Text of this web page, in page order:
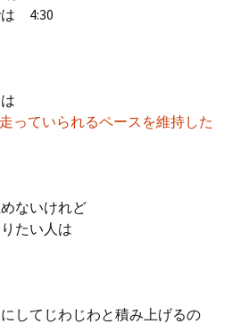
4:30
っていられるペースを維持した
ないけれど
たい人は
してじわじわと積み上げるの